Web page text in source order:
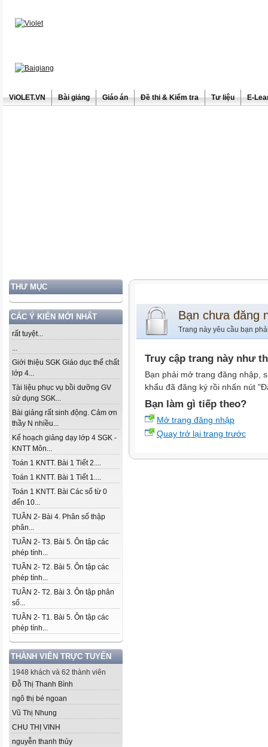
ViOLET.VN Bài giảng Giáo án Đề thi & Kiểm tra Tư liệu E-
THƯ MỤC
CÁC Ý KIẾN MỚI NHẤT
rất tuyệt...
...
Giới thiệu SGK Giáo dục thể chất
lớp 4...
Tài liệu phục vụ bồi dưỡng GV
sử dụng SGK...
Bài giảng rất sinh động. Cảm ơn
thầy N nhiều...
Kế hoạch giảng dạy lớp 4 SGK -
KNTT Môn...
Toán 1 KNTT. Bài 1 Tiết 2....
Toán 1 KNTT. Bài 1 Tiết 1....
Toán 1 KNTT. Bài Các số từ 0
đến 10...
TUẦN 2- Bài 4. Phân số thập
phân...
TUẦN 2- T3. Bài 5. Ôn tập các
phép tính...
TUẦN 2- T2. Bài 5. Ôn tập các
phép tính...
TUẦN 2- T2. Bài 3. Ôn tập phân
số...
TUẦN 2- T1. Bài 5. Ôn tập các
phép tính...
THÀNH VIÊN TRỰC TUYẾN
1948 khách và 62 thành viên
Đỗ Thị Thanh Bình
ngô thị bé ngoan
Vũ Thị Nhung
CHU THỊ VINH
nguyễn thanh thủy
Bạn chưa đăng
Trang này yêu cầu bạn
Truy cập trang này như
Bạn phải mở trang đăng nhập,
khẩu đã đăng ký rồi nhấn nút
Bạn làm gì tiếp theo?
Mở trang đăng nhập
Quay trở lại trang trước